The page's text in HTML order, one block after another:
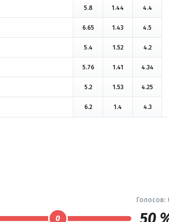
5.8 1.44 4.4
6.65 1.43 4.5
5.4 1.52 4.2
5.76 1.41 4.34
5.2 1.53 4.25
6.2 1.4 4.3
Голосов:
0